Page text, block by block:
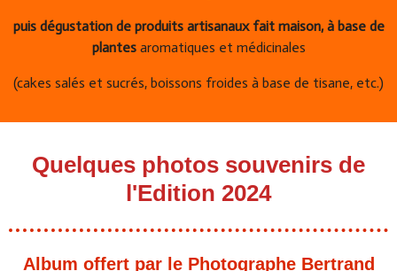
puis dégustation de produits artisanaux fait maison, à base de
plantes aromatiques et médicinales
(cakes salés et sucrés, boissons froides à base de tisane, etc.)
Quelques photos souvenirs de
l'Edition 2024
Album offert par le Photographe Bertrand